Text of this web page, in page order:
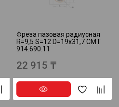
Фреза пазовая радиусная
R=9,5 S=12 D=19x31,7 CMT
914.690.11
22 915 ₸